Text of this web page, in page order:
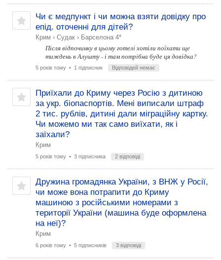
Чи є медпункт і чи можна взяти довідку про
епід. оточенні для дітей?
Крим › Судак › Барселона 4*
Після відпочинку в цьому готелі хотіли поїхати ще
тиждень в Алушту - і там потрібна буде ця довідка?
5 років тому • 1 підписник Відповідей немає
Приїхали до Криму через Росію з дитиною
за укр. біопаспортів. Мені виписали штраф
2 тис. рублів, дитині дали міграційну картку.
Чи можемо ми так само виїхати, як і
заїхали?
Крим
5 років тому • 3 підписника 2 відповіді
Дружина громадянка України, з ВНЖ у Росії,
чи може вона потрапити до Криму
машиною з російськими номерами з
території України (машина буде оформлена
на неї)?
Крим
6 років тому • 5 підписників 3 відповіді